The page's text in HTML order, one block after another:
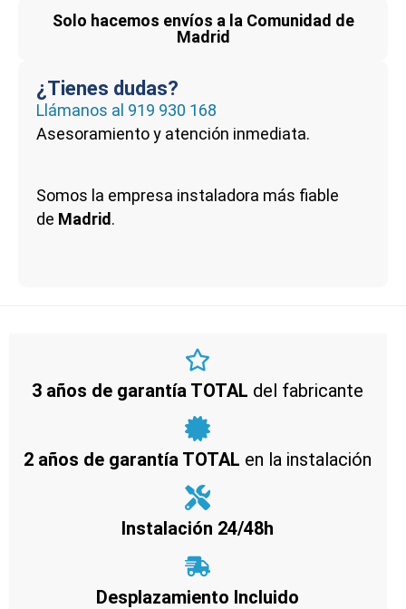
Solo hacemos envíos a la Comunidad de
Madrid
¿Tienes dudas?
Llámanos al 919 930 168
Asesoramiento y atención inmediata.
Somos la empresa instaladora más fiable
de Madrid .
3 años de garantía TOTAL del fabricante
2 años de garantía TOTAL en la instalación
Instalación 24/48h
Desplazamiento Incluido